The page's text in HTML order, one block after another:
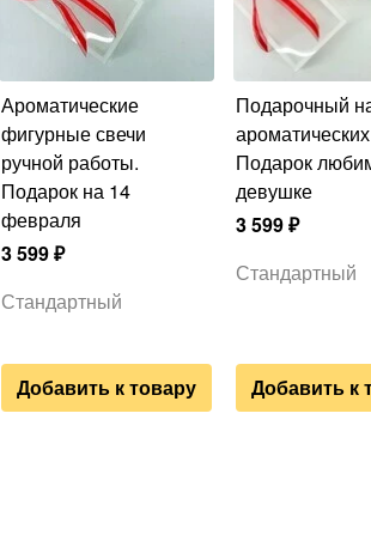
Ароматические
фигурные свечи
ручной работы.
Подарок на 14
февраля
3 599₽
Стандартный
Добавить к товару
Подарочный набор
Подарок
девушке
3 599₽
Стандартный
Добавить к